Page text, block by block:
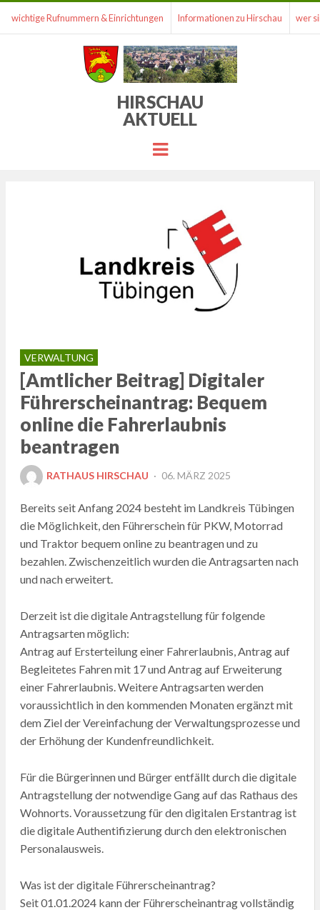
wichtige Rufnummern & Einrichtungen Informationen zu Hirschau wer
HIRSCHAU
AKTUELL
Menu
VERWALTUNG
[Amtlicher Beitrag] Digitaler
Führerscheinantrag: Bequem
online die Fahrerlaubnis
beantragen
RATHAUS HIRSCHAU
POSTED
06. MÄRZ 2025
Bereits seit Anfang 2024 besteht im Landkreis Tübingen
die Möglichkeit, den Führerschein für PKW, Motorrad
und Traktor bequem online zu beantragen und zu
bezahlen. Zwischenzeitlich wurden die Antragsarten nach
und nach erweitert.
Derzeit ist die digitale Antragstellung für folgende
Antragsarten möglich:
Antrag auf Ersterteilung einer Fahrerlaubnis, Antrag auf
Begleitetes Fahren mit 17 und Antrag auf Erweiterung
einer Fahrerlaubnis. Weitere Antragsarten werden
voraussichtlich in den kommenden Monaten ergänzt mit
dem Ziel der Vereinfachung der Verwaltungsprozesse und
der Erhöhung der Kundenfreundlichkeit.
Für die Bürgerinnen und Bürger entfällt durch die digitale
Antragstellung der notwendige Gang auf das Rathaus des
Wohnorts. Voraussetzung für den digitalen Erstantrag ist
die digitale Authentifizierung durch den elektronischen
Personalausweis.
Was ist der digitale Führerscheinantrag?
Seit 01.01.2024 kann der Führerscheinantrag vollständig